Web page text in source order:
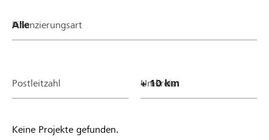
Finanzierungsart
Postleitzahl Umkreis
Keine Projekte gefunden.